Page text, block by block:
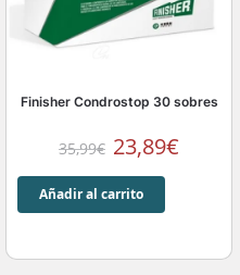
Finisher Condrostop 30 sobres
35,99€ 23,89€
Añadir al carrito